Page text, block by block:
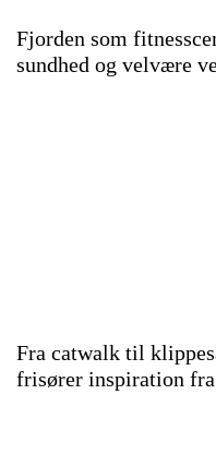
Fjorden som
sundhed og velvære
Fra catwalk til
frisører inspiration fra